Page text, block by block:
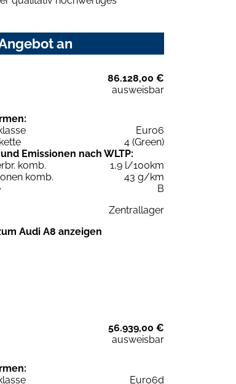
an
86.128,00 €
ausweisbar
Euro6
4 (Green)
Emissionen nach WLTP:
komb.
1,9 l/100km
komb.
43 g/km
B
Zentrallager
Audi A8 anzeigen
56.939,00 €
ausweisbar
Euro6d